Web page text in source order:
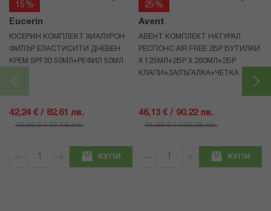
15%
Eucerin
ЮСЕРИН КОМПЛЕКТ ХИАЛУРОН
ФИЛЪР ЕЛАСТИСИТИ ДНЕВЕН
КРЕМ SPF30 50МЛ+РЕФИЛ 50МЛ
42,24 € / 82.61 лв.
49,69 € / 97.19 лв.
КУПИ
25%
Avent
АВЕНТ КОМПЛЕКТ НАТУРАЛ
РЕСПОНС AIR FREE 2БР БУТИЛКИ
Х 125МЛ+2БР Х 260МЛ+2БР
КЛАПИ+ЗАЛЪГАЛКА+ЧЕТКА
46,13 € / 90.22 лв.
61,50 € / 120.28 лв.
КУПИ